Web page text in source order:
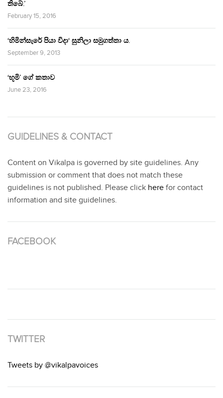
තිබේ.’
February 15, 2016
‘හිමින්සැරේ පියා විදා‘ සුනිලා සමුගත්තා ය.
September 9, 2013
‘භූමි’ ගේ කතාව
June 23, 2016
GUIDELINES & CONTACT
Content on Vikalpa is governed by site guidelines. Any
submission or comment that does not match these
guidelines is not published. Please click here for contact
information and site guidelines.
FACEBOOK
TWITTER
Tweets by @vikalpavoices